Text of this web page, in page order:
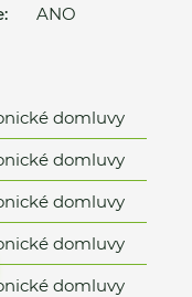
ANO
domluvy
domluvy
domluvy
domluvy
domluvy